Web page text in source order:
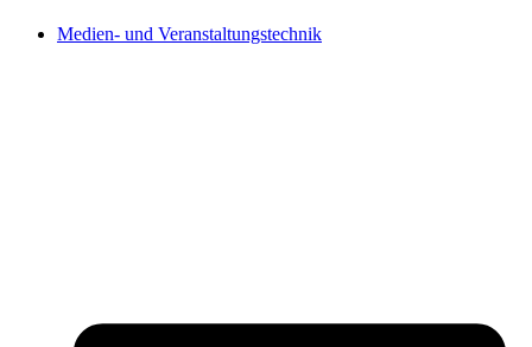
Medien- und Veranstaltungstechnik